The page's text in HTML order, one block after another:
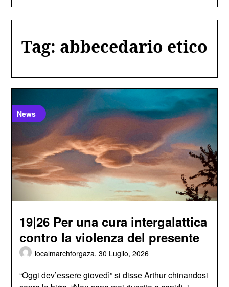
Tag: abbecedario etico
News
19|26 Per una cura intergalattica
contro la violenza del presente
localmarchforgaza,30 Luglio, 2026
“Oggi dev’essere giovedì” si disse Arthur chinandosi